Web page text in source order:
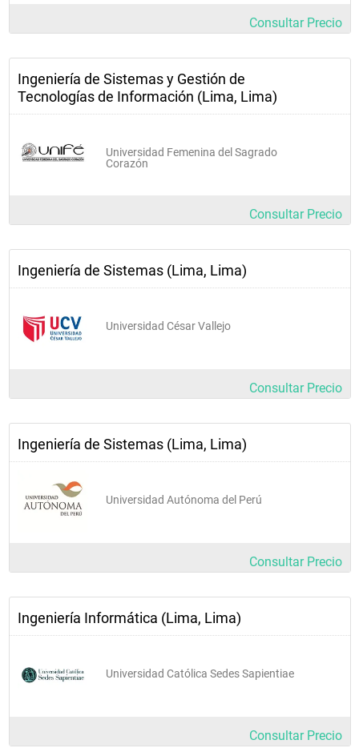
Consultar Precio
Ingeniería de Sistemas y Gestión de
Tecnologías de Información (Lima, Lima)
Universidad Femenina del Sagrado
Corazón
Consultar Precio
Ingeniería de Sistemas (Lima, Lima)
Universidad César Vallejo
Consultar Precio
Ingeniería de Sistemas (Lima, Lima)
Universidad Autónoma del Perú
Consultar Precio
Ingeniería Informática (Lima, Lima)
Universidad Católica Sedes Sapientiae
Consultar Precio